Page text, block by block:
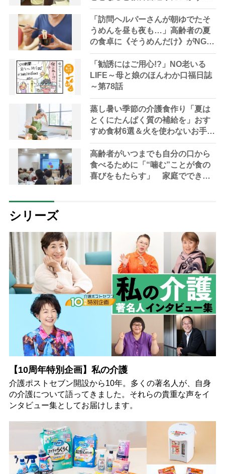
ため息「感情と理性の狭間で右往
左往する現実」
「訪問ヘルパーさんが朝ゆでたそ
うめんを昼も夜も…」高齢者の夏
の食卓に《そうめんだけ》がNGな
理由とは？【管理栄養士が解説】
「勧誘にはご用心!?」NO老いる
LIFE～母と娘のほんわか口福日誌
～第78話
蒸し暑い季節の介護食作り「夏は
とくにたんぱく質の補給を」おす
すめ食材6選＆火を使わないお手軽
レシピ3選【管理栄養士提案】
高齢者がいつまでも自分の口から
食べるために「“噛む”ことが食の
喜びをもたらす」 家庭でできる
シリーズ
【10周年特別企画】私の介護
介護ポストセブン開設から10年。多くの著名人が、自身
の介護について語ってきました。それらの貴重な声をイ
ンタビュー集としてお届けします。